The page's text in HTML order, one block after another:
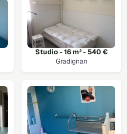
Studio - 16 m² - 540 €
Gradignan